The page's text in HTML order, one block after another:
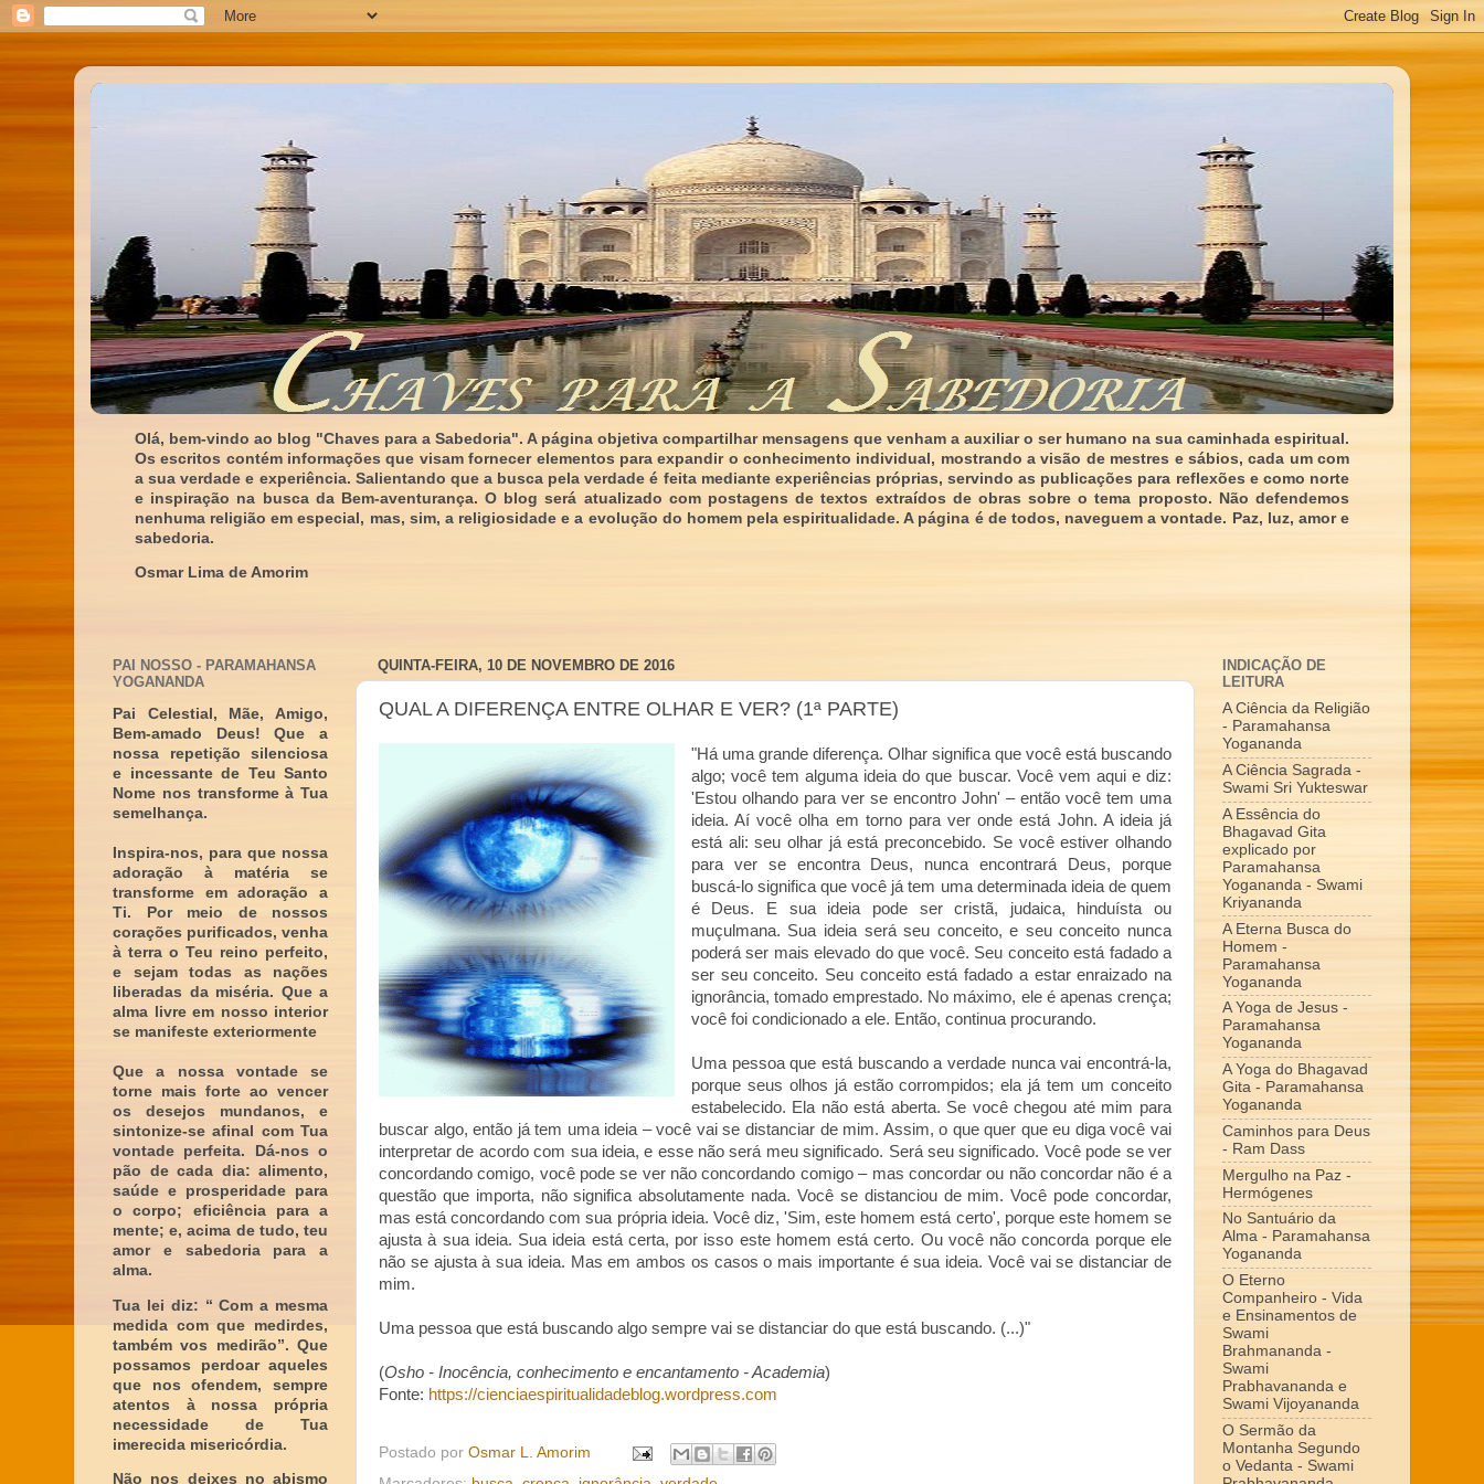
Olá, bem-vindo ao blog "Chaves para a Sabedoria". A página objetiva compartilhar mensagens que venham a auxiliar o ser humano na sua caminhada espiritual.
Os escritos contém informações que visam fornecer elementos para expandir o conhecimento individual, mostrando a visão de mestres e sábios, cada um com
a sua verdade e experiência. Salientando que a busca pela verdade é feita mediante experiências próprias, servindo as publicações para reflexões e como norte
e inspiração na busca da Bem-aventurança. O blog será atualizado com postagens de textos extraídos de obras sobre o tema proposto. Não defendemos
nenhuma religião em especial, mas, sim, a religiosidade e a evolução do homem pela espiritualidade. A página é de todos, naveguem a vontade. Paz, luz, amor e
sabedoria.
Osmar Lima de Amorim
QUINTA-FEIRA, 10 DE NOVEMBRO DE 2016
QUAL A DIFERENÇA ENTRE OLHAR E VER? (1ª PARTE)
"Há uma grande diferença. Olhar significa que você está buscando
algo; você tem alguma ideia do que buscar. Você vem aqui e diz:
'Estou olhando para ver se encontro John' – então você tem uma
ideia. Aí você olha em torno para ver onde está John. A ideia já
está ali: seu olhar já está preconcebido. Se você estiver olhando
para ver se encontra Deus, nunca encontrará Deus, porque
buscá-lo significa que você já tem uma determinada ideia de quem
é Deus. E sua ideia pode ser cristã, judaica, hinduísta ou
muçulmana. Sua ideia será seu conceito, e seu conceito nunca
poderá ser mais elevado do que você. Seu conceito está fadado a
ser seu conceito. Seu conceito está fadado a estar enraizado na
ignorância, tomado emprestado. No máximo, ele é apenas crença;
você foi condicionado a ele. Então, continua procurando.
Uma pessoa que está buscando a verdade nunca vai encontrá-la,
porque seus olhos já estão corrompidos; ela já tem um conceito
estabelecido. Ela não está aberta. Se você chegou até mim para
buscar algo, então já tem uma ideia – você vai se distanciar de mim. Assim, o que quer que eu diga você vai
interpretar de acordo com sua ideia, e esse não será meu significado. Será seu significado. Você pode se ver
concordando comigo, você pode se ver não concordando comigo – mas concordar ou não concordar não é a
questão que importa, não significa absolutamente nada. Você se distanciou de mim. Você pode concordar,
mas está concordando com sua própria ideia. Você diz, 'Sim, este homem está certo', porque este homem se
ajusta à sua ideia. Sua ideia está certa, por isso este homem está certo. Ou você não concorda porque ele
não se ajusta à sua ideia. Mas em ambos os casos o mais importante é sua ideia. Você vai se distanciar de
mim.
Uma pessoa que está buscando algo sempre vai se distanciar do que está buscando. (...)"
(Osho - Inocência, conhecimento e encantamento - Academia)
Fonte: https://cienciaespiritualidadeblog.wordpress.com
Postado por Osmar L. Amorim
PAI NOSSO - PARAMAHANSA
YOGANANDA
Pai Celestial, Mãe, Amigo,
Bem-amado Deus! Que a
nossa repetição silenciosa
e incessante de Teu Santo
Nome nos transforme à Tua
semelhança.
Inspira-nos, para que nossa
adoração à matéria se
transforme em adoração a
Ti. Por meio de nossos
corações purificados, venha
à terra o Teu reino perfeito,
e sejam todas as nações
liberadas da miséria. Que a
alma livre em nosso interior
se manifeste exteriormente
Que a nossa vontade se
torne mais forte ao vencer
os desejos mundanos, e
sintonize-se afinal com Tua
vontade perfeita. Dá-nos o
pão de cada dia: alimento,
saúde e prosperidade para
o corpo; eficiência para a
mente; e, acima de tudo, teu
amor e sabedoria para a
alma.
Tua lei diz: “ Com a mesma
medida com que medirdes,
também vos medirão”. Que
possamos perdoar aqueles
que nos ofendem, sempre
atentos à nossa própria
necessidade de Tua
imerecida misericórdia.
Não nos deixes no abismo
INDICAÇÃO DE
LEITURA
A Ciência da Religião
- Paramahansa
Yogananda
A Ciência Sagrada -
Swami Sri Yukteswar
A Essência do
Bhagavad Gita
explicado por
Paramahansa
Yogananda - Swami
Kriyananda
A Eterna Busca do
Homem -
Paramahansa
Yogananda
A Yoga de Jesus -
Paramahansa
Yogananda
A Yoga do Bhagavad
Gita - Paramahansa
Yogananda
Caminhos para Deus
- Ram Dass
Mergulho na Paz -
Hermógenes
No Santuário da
Alma - Paramahansa
Yogananda
O Eterno
Companheiro - Vida
e Ensinamentos de
Swami
Brahmananda -
Swami
Prabhavananda e
Swami Vijoyananda
O Sermão da
Montanha Segundo
o Vedanta - Swami